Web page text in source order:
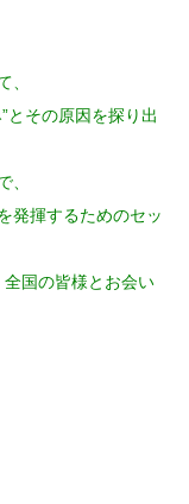
、
とその原因を探り出
、
発揮するためのセッ
全国の皆様とお会い